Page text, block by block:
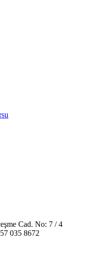
Cad. No: 7 / 4
035 8672